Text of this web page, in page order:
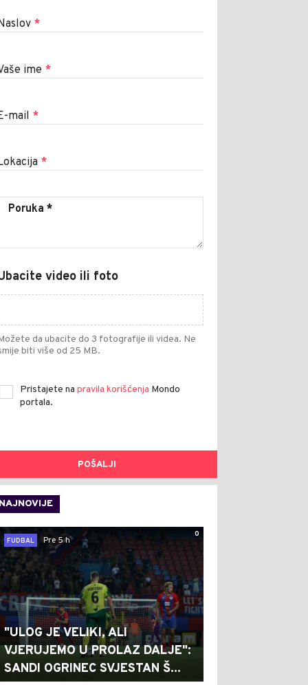
*
ime *
mail *
*
video ili foto
da ubacite do 3 fotografije ili videa. Ne
biti više od 25 MB.
Pristajete na pravila korišćenja Mondo
portala.
POŠALJI
NAJNOVIJE
0
FUDBAL
Pre 5 h
"ULOG JE VELIKI, ALI
VJERUJEMO U PROLAZ DALJE":
SANDI OGRINEC SVJESTAN Š...